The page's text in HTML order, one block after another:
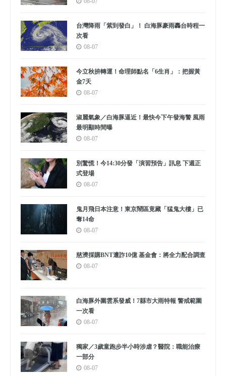
台灣降雨「紫到發白」！ 白海豚豪雨轟台時程一
次看
08-07
今立秋拚轉運！命理師點名「6生肖」：把握黃
金7天
08-07
淑麗氣象／白海豚逼近！最快今下午發海警 風雨
最明顯時間曝
08-07
別驚慌！今14:30分發「演習預告」訊息 下週正
式登場
08-07
鬼月飛日本注意！東京鬧區竟藏「猛鬼大樓」已
奪14命
08-07
慈濟採購BNT遭詐10億 基金會：將全力配合調查
08-07
白海豚外圍雲系發威！7縣市大雨特報 警戒範圍
一次看
08-07
獨家／3歲童跑步半小時涉虐？醫院：職能治療
一部分
08-07